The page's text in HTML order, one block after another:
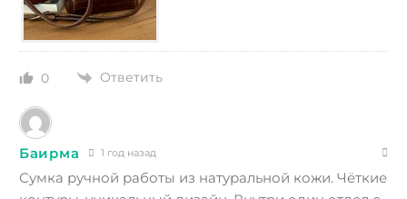
0 Ответить
Баирма 1 год назад
Сумка ручной работы из натуральной кожи. Чёткие